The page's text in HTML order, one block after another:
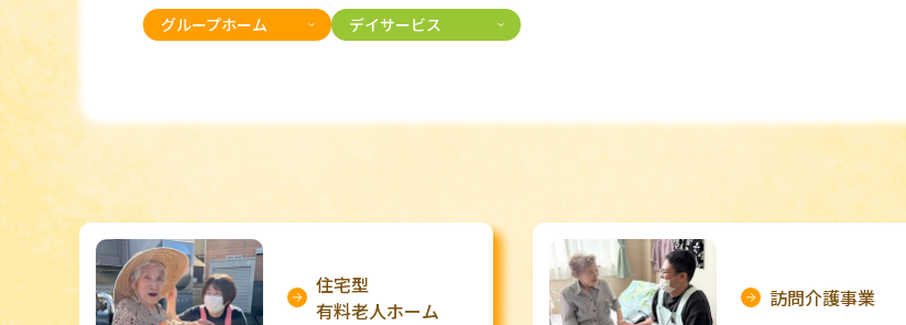
グループホーム デイサービス
住宅型
有料老人ホーム
訪問介護事業